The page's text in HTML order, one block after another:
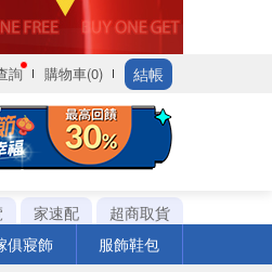
詢 購物車(0) 結帳
家速配
超商取貨
俱寢飾 服飾鞋包